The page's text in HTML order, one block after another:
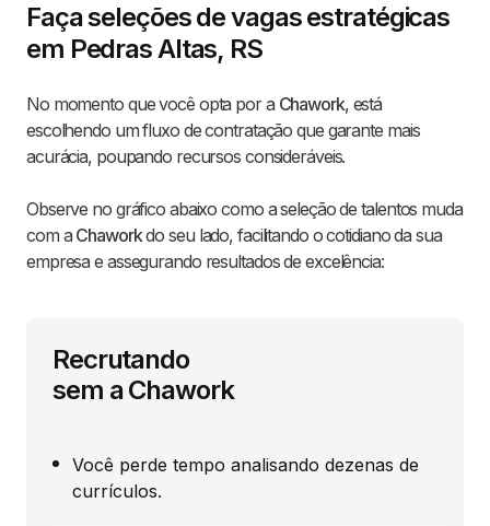
Faça seleções de vagas estratégicas
em Pedras Altas, RS
No momento que você opta por a Chawork, está
escolhendo um fluxo de contratação que garante mais
acurácia, poupando recursos consideráveis.
Observe no gráfico abaixo como a seleção de talentos muda
com a Chaworkdo seu lado, facilitando o cotidiano da sua
empresa e assegurando resultados de excelência:
Recrutando
sem a Chawork
Você perde tempo analisando dezenas de
currículos.